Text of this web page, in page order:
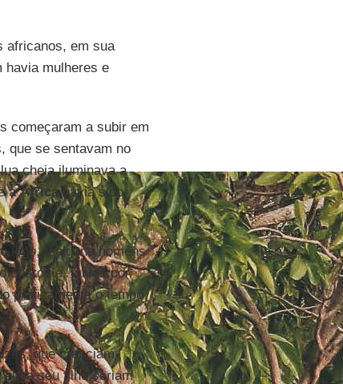
africanos, em sua
havia mulheres e
começaram a subir em
que se sentavam no
cheia iluminava a
aÁfricahavia sido
logo, e alguns homens
chorou e, talvez por
praticamente o tempo
que cresciam
e seu filho seriam